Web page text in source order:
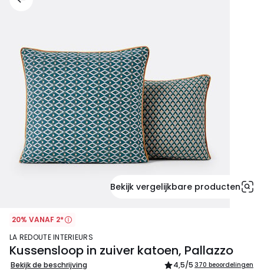
Bekijk vergelijkbare producten
20% VANAF 2*
LA REDOUTE INTERIEURS
Kussensloop in zuiver katoen, Pallazzo
Bekijk de beschrijving 4,5/5 370 beoordelingen